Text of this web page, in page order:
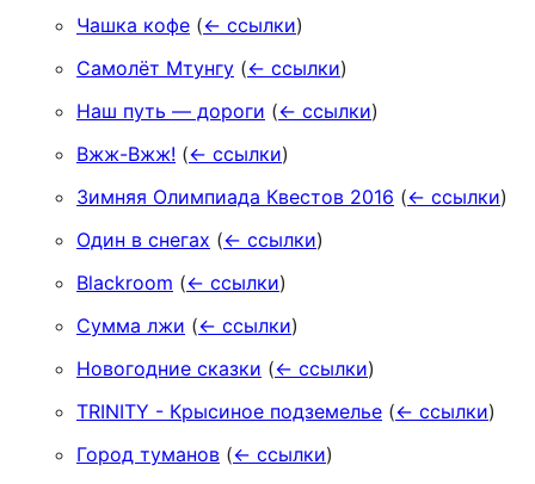
Чашка кофе (← ссылки)
Самолёт Мтунгу (← ссылки)
Наш путь — дороги (← ссылки)
Вжж-Вжж! (← ссылки)
Зимняя Олимпиада Квестов 2016 (← ссылки)
Один в снегах (← ссылки)
Blackroom (← ссылки)
Сумма лжи (← ссылки)
Новогодние сказки (← ссылки)
TRINITY - Крысиное подземелье (← ссылки)
Город туманов (← ссылки)